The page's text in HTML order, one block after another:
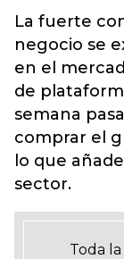
La fuerte
negocio se
en el
de
semana
comprar el
lo que
sector.
Toda